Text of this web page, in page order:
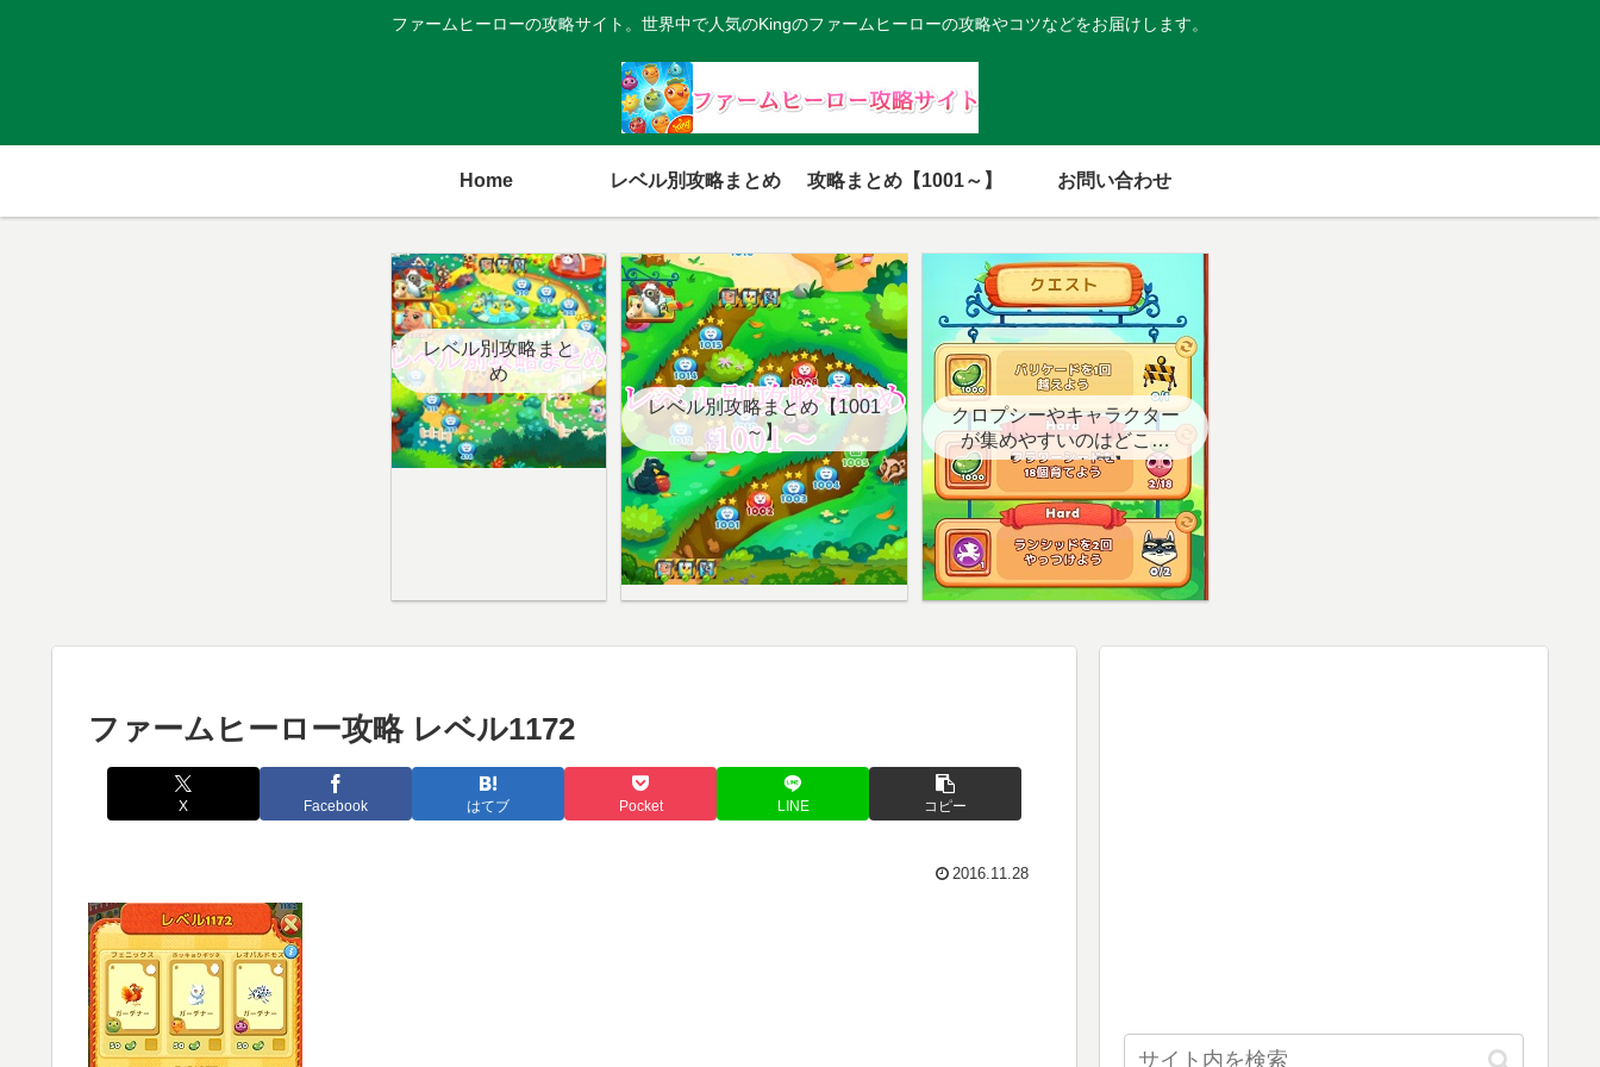
ファームヒーローの攻略サイト。世界中で人気のKingのファームヒーローの攻略やコツなどをお届けします。
Home レベル別攻略まとめ 攻略まとめ【1001～】 お問い合わせ
レベル別攻略まと
め
レベル別攻略まとめ【1001
～】
クロプシーやキャラクター
が集めやすいのはどこ？
【クエスト用】
ファームヒーロー攻略 レベル1172
X Facebook はてブ Pocket LINE コピー
2016.11.28